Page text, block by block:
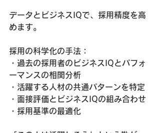
データとビジネスIQで、採用精度を高
めます。
採用の科学化の手法：
・過去の採用者のビジネスIQとパフォ
ーマンスの相関分析
・活躍する人材の共通パターンを特定
・面接評価とビジネスIQの組み合わせ
・採用基準の最適化